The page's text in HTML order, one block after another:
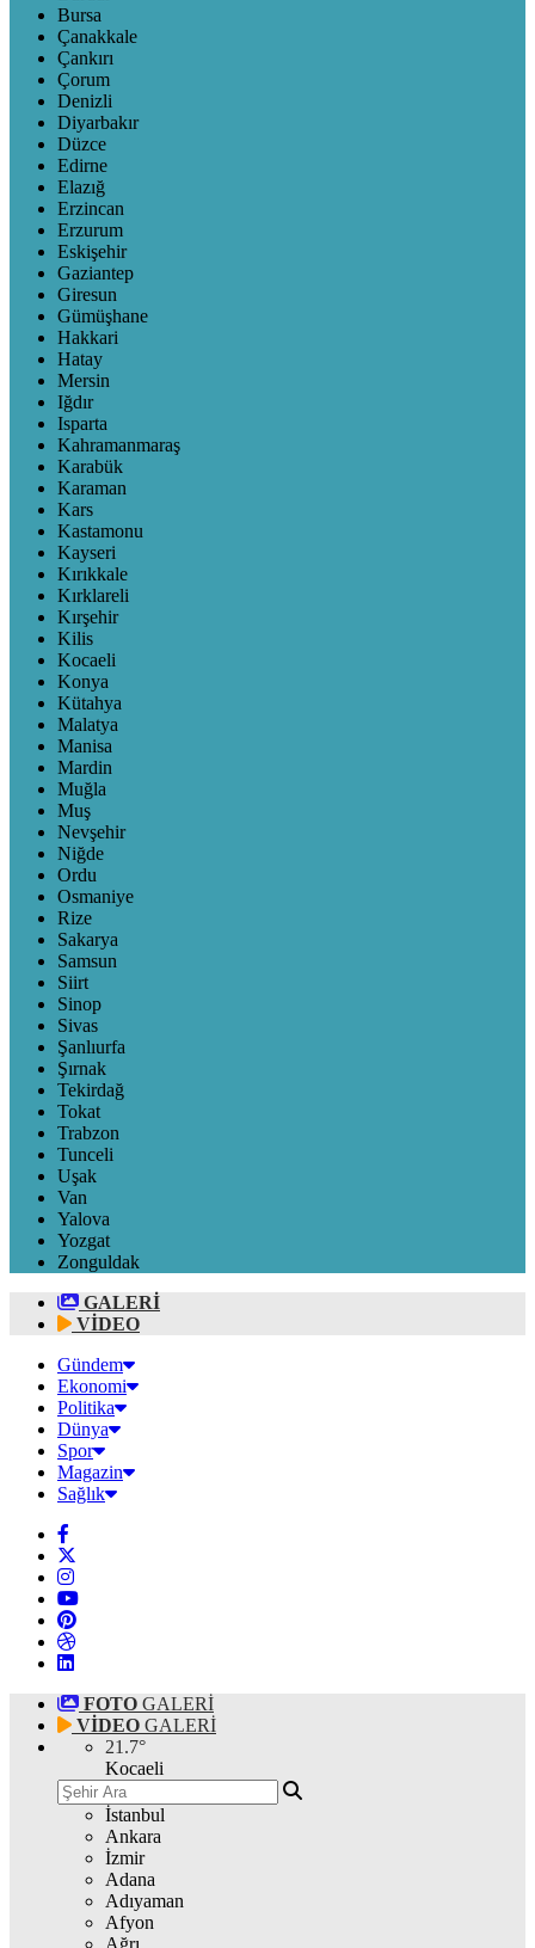
Bursa
Çanakkale
Çankırı
Çorum
Denizli
Diyarbakır
Düzce
Edirne
Elazığ
Erzincan
Erzurum
Eskişehir
Gaziantep
Giresun
Gümüşhane
Hakkari
Hatay
Mersin
Iğdır
Isparta
Kahramanmaraş
Karabük
Karaman
Kars
Kastamonu
Kayseri
Kırıkkale
Kırklareli
Kırşehir
Kilis
Kocaeli
Konya
Kütahya
Malatya
Manisa
Mardin
Muğla
Muş
Nevşehir
Niğde
Ordu
Osmaniye
Rize
Sakarya
Samsun
Siirt
Sinop
Sivas
Şanlıurfa
Şırnak
Tekirdağ
Tokat
Trabzon
Tunceli
Uşak
Van
Yalova
Yozgat
Zonguldak
GALERİ
VİDEO
Gündem
Ekonomi
Politika
Dünya
Spor
Magazin
Sağlık
FOTO GALERİ
VİDEO GALERİ
21.7°
Kocaeli
İstanbul
Ankara
İzmir
Adana
Adıyaman
Afyon
Ağrı